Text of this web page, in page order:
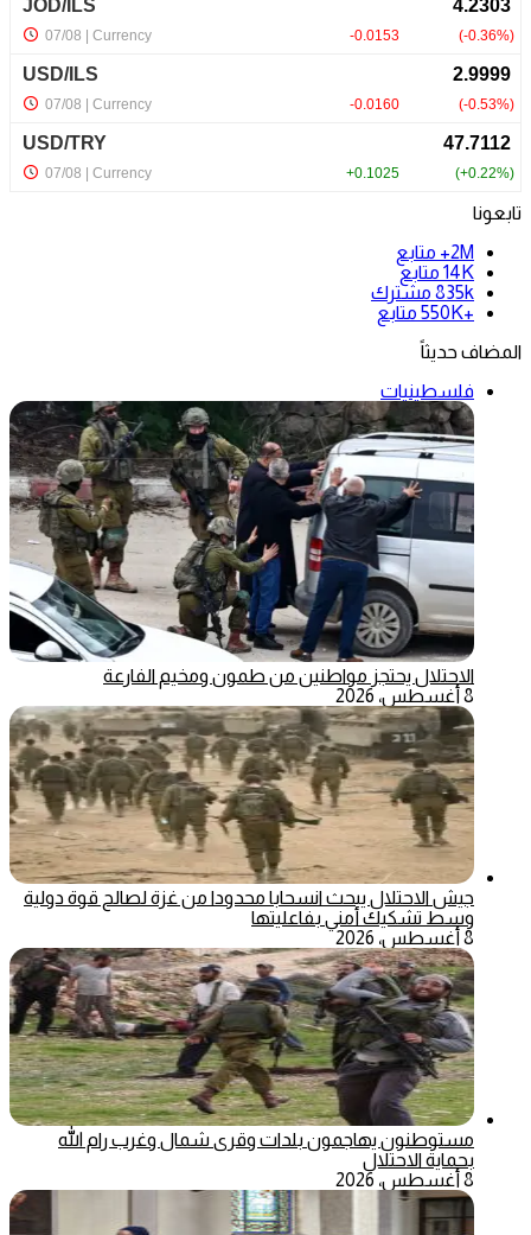
تابعونا
2M+
متابع
14K متابع
835k مشترك
+550K
متابع
المضاف حديثاً
فلسطينيات
الاحتلال يحتجز مواطنين من طمون ومخيم الفارعة
8 أغسطس، 2026
جيش الاحتلال يبحث انسحابا محدودا من غزة لصالح قوة دولية
وسط تشكيك أمني بفاعليتها
8 أغسطس، 2026
مستوطنون يهاجمون بلدات وقرى شمال وغرب رام الله
بحماية الاحتلال
8 أغسطس، 2026